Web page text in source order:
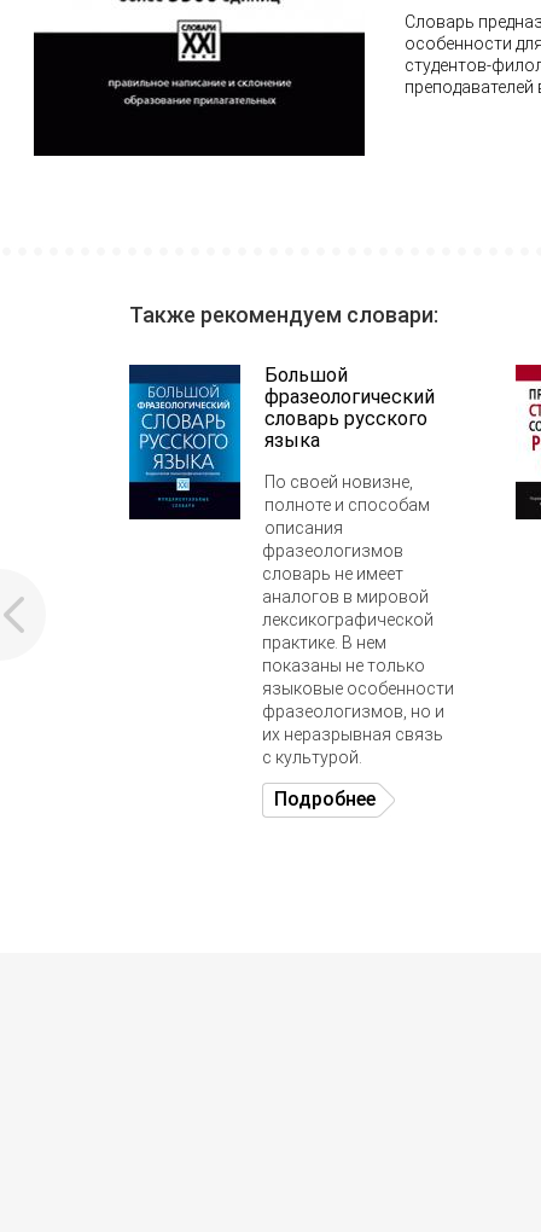
Словарь
особенности
студентов-
преподавателей
Также рекомендуем словари:
Большой
фразеологический
словарь русского
языка
По своей новизне,
полноте и способам
описания
фразеологизмов
словарь не имеет
аналогов в мировой
лексикографической
практике. В нем
показаны не только
языковые особенности
фразеологизмов, но и
их неразрывная связь
с культурой.
Подробнее